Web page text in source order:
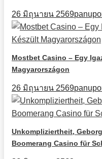
26 มิถุนายน 2569
Mostbet Casino – Egy
Magyarországon
26 มิถุนายน 2569
Unkompliziertheit,
Boomerang Casino für